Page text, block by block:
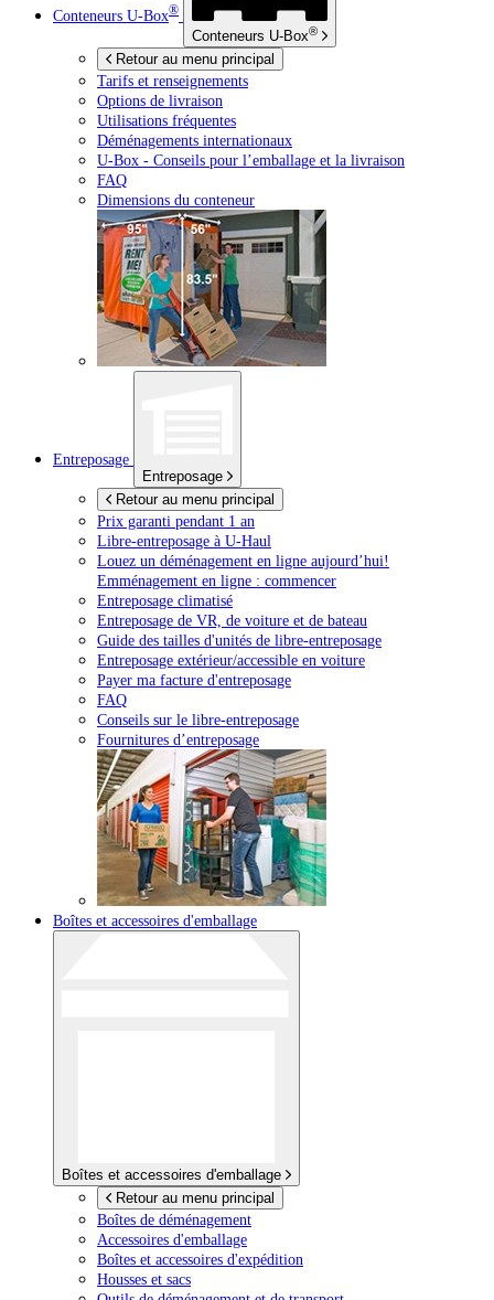
Conteneurs U-Box®
Conteneurs U-Box®
Retour au menu principal
Tarifs et renseignements
Options de livraison
Utilisations fréquentes
Déménagements internationaux
U-Box - Conseils pour l’emballage et la livraison
FAQ
Dimensions du conteneur
Entreposage
Entreposage
Retour au menu principal
Prix garanti pendant 1 an
Libre-entreposage à U-Haul
Louez un déménagement en ligne aujourd’hui!
Emménagement en ligne : commencer
Entreposage climatisé
Entreposage de VR, de voiture et de bateau
Guide des tailles d'unités de libre-entreposage
Entreposage extérieur/accessible en voiture
Payer ma facture d'entreposage
FAQ
Conseils sur le libre-entreposage
Fournitures d’entreposage
Boîtes et accessoires d'emballage
Boîtes et accessoires d'emballage
Retour au menu principal
Boîtes de déménagement
Accessoires d'emballage
Boîtes et accessoires d'expédition
Housses et sacs